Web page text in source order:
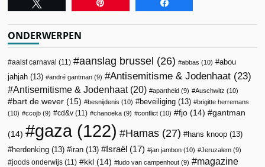
ONDERWERPEN
aalst carnaval (11) aanslag brussel (26) abbas (10)
abou
jahjah (13) andré gantman (9) Antisemitisme & Jodenhaat (23)
Antisemitisme & Jodenhaat(20) apartheid (9) Auschwitz (10)
bart de wever (15) besnijdenis (10) beveiliging (13)
brigitte herremans
(10)
ccojb (9) cd&v (11) chanoeka (9) conflict (10) fjo (14) gantman
(14) gaza (122) Hamas (27) hans knoop (13)
herdenking (13) iran (13) Israël (17) jan jambon (10) Jeruzalem (9)
joods onderwijs (11) kkl (14) ludo van campenhout (9)
magazine